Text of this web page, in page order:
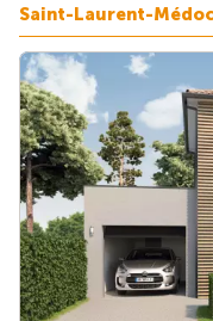
Saint-Laurent-